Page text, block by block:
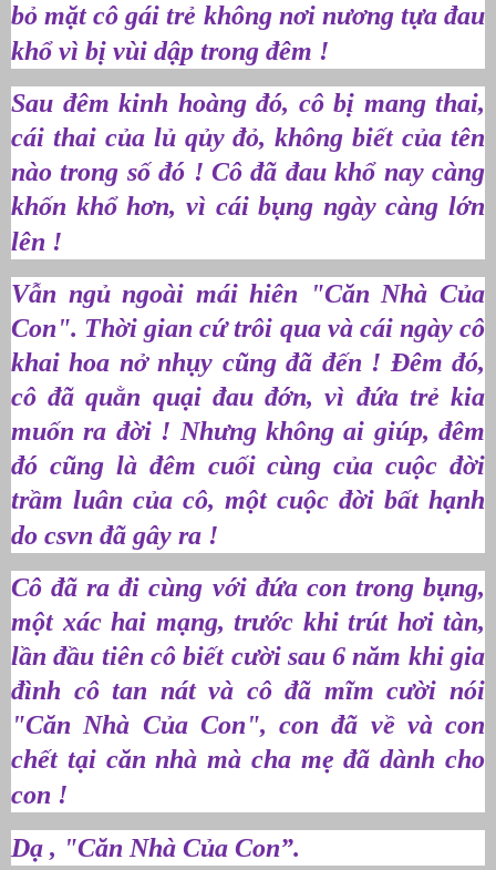
bỏ mặt cô gái trẻ không nơi nương tựa đau
khổ vì bị vùi dập trong đêm !
Sau đêm kinh hoàng đó, cô bị mang thai,
cái thai của lủ qủy đỏ, không biết của tên
nào trong số đó ! Cô đã đau khổ nay càng
khốn khổ hơn, vì cái bụng ngày càng lớn
lên !
Vẫn ngủ ngoài mái hiên "Căn Nhà Của
Con". Thời gian cứ trôi qua và cái ngày cô
khai hoa nở nhụy cũng đã đến ! Đêm đó,
cô đã quằn quại đau đớn, vì đứa trẻ kia
muốn ra đời ! Nhưng không ai giúp, đêm
đó cũng là đêm cuối cùng của cuộc đời
trầm luân của cô, một cuộc đời bất hạnh
do csvn đã gây ra !
Cô đã ra đi cùng với đứa con trong bụng,
một xác hai mạng, trước khi trút hơi tàn,
lần đầu tiên cô biết cười sau 6 năm khi gia
đình cô tan nát và cô đã mĩm cười nói
"Căn Nhà Của Con", con đã về và con
chết tại căn nhà mà cha mẹ đã dành cho
con !
Dạ , "Căn Nhà Của Con”.